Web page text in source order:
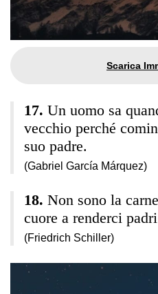
Un uomo sa
vecchio perché
suo padre.
(Gabriel García Márquez)
Non sono la
cuore a renderci
(Friedrich Schiller)